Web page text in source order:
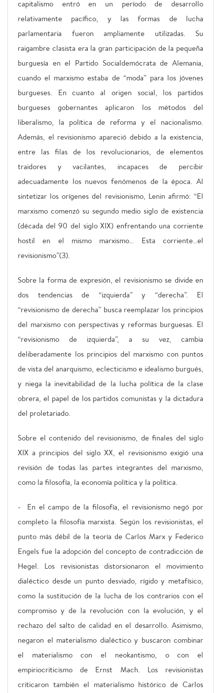
capitalismo entró en un período de desarrollo
relativamente pacífico, y las formas de lucha
parlamentaria fueron ampliamente utilizadas. Su
raigambre clasista era la gran participación de la pequeña
burguesía en el Partido Socialdemócrata de Alemania,
cuando el marxismo estaba de “moda” para los jóvenes
burgueses. En cuanto al origen social, los partidos
burgueses gobernantes aplicaron los métodos del
liberalismo, la política de reforma y el nacionalismo.
Además, el revisionismo apareció debido a la existencia,
entre las filas de los revolucionarios, de elementos
traidores y vacilantes, incapaces de percibir
adecuadamente los nuevos fenómenos de la época. Al
sintetizar los orígenes del revisionismo, Lenin afirmó: “El
marxismo comenzó su segundo medio siglo de existencia
(década del 90 del siglo XIX) enfrentando una corriente
hostil en el mismo marxismo… Esta corriente…el
revisionismo”(3).
Sobre la forma de expresión, el revisionismo se divide en
dos tendencias de “izquierda” y “derecha”. El
“revisionismo de derecha” busca reemplazar los principios
del marxismo con perspectivas y reformas burguesas. El
“revisionismo de izquierda”, a su vez, cambia
deliberadamente los principios del marxismo con puntos
de vista del anarquismo, eclecticismo e idealismo burgués,
y niega la inevitabilidad de la lucha política de la clase
obrera, el papel de los partidos comunistas y la dictadura
del proletariado.
Sobre el contenido del revisionismo, de finales del siglo
XIX a principios del siglo XX, el revisionismo exigió una
revisión de todas las partes integrantes del marxismo,
como la filosofía, la economía política y la política.
- En el campo de la filosofía, el revisionismo negó por
completo la filosofía marxista. Según los revisionistas, el
punto más débil de la teoría de Carlos Marx y Federico
Engels fue la adopción del concepto de contradicción de
Hegel. Los revisionistas distorsionaron el movimiento
dialéctico desde un punto desviado, rígido y metafísico,
como la sustitución de la lucha de los contrarios con el
compromiso y de la revolución con la evolución, y el
rechazo del salto de calidad en el desarrollo. Asimismo,
negaron el materialismo dialéctico y buscaron combinar
el materialismo con el neokantismo, o con el
empiriocriticismo de Ernst Mach. Los revisionistas
criticaron también el materialismo histórico de Carlos